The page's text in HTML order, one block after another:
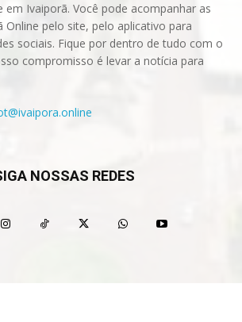
em Ivaiporã. Você pode acompanhar as
Online pelo site, pelo aplicativo para
sociais. Fique por dentro de tudo com o
compromisso é levar a notícia para
NOSSAS REDES